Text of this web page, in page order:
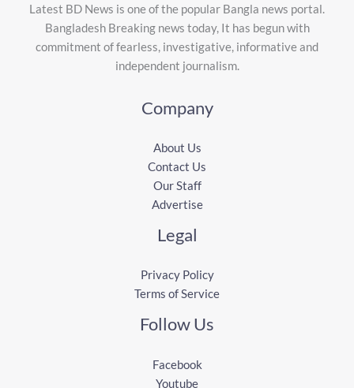
Latest BD News is one of the popular Bangla news portal.
Bangladesh Breaking news today, It has begun with
commitment of fearless, investigative, informative and
independent journalism.
Company
About Us
Contact Us
Our Staff
Advertise
Legal
Privacy Policy
Terms of Service
Follow Us
Facebook
Youtube